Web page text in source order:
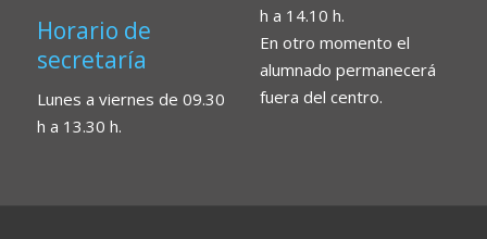
Horario de
secretaría
Lunes a viernes de 09.30
h a 13.30 h.
h a 14.10 h.
En otro momento el
alumnado permanecerá
fuera del centro.